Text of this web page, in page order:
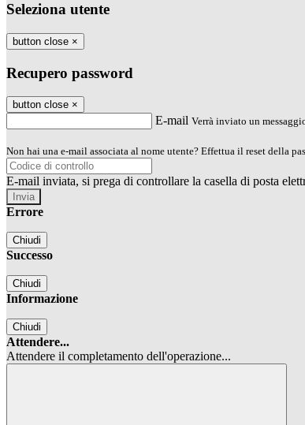
Seleziona utente
button close ×
Recupero password
button close ×
E-mail Verrà inviato un
Non hai una e-mail associata al nome utente? Effettua il reset della
E-mail inviata, si prega di controllare la casella di posta
Errore
Chiudi
Successo
Chiudi
Informazione
Chiudi
Attendere...
Attendere il completamento dell'operazione...